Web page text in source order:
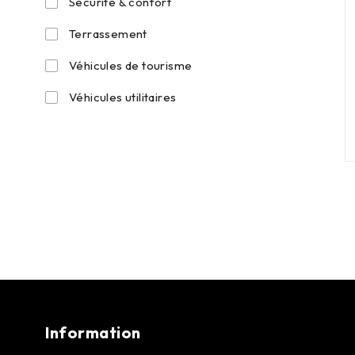
Terrassement
Véhicules de tourisme
Véhicules utilitaires
Information